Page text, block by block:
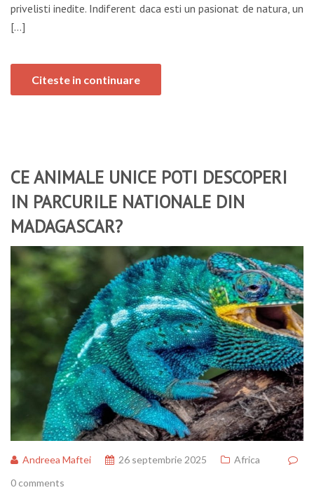
privelisti inedite. Indiferent daca esti un pasionat de natura, un
[…]
Citeste in continuare
CE ANIMALE UNICE POTI DESCOPERI
IN PARCURILE NATIONALE DIN
MADAGASCAR?
Andreea Maftei 26 septembrie 2025
Africa
0 comments